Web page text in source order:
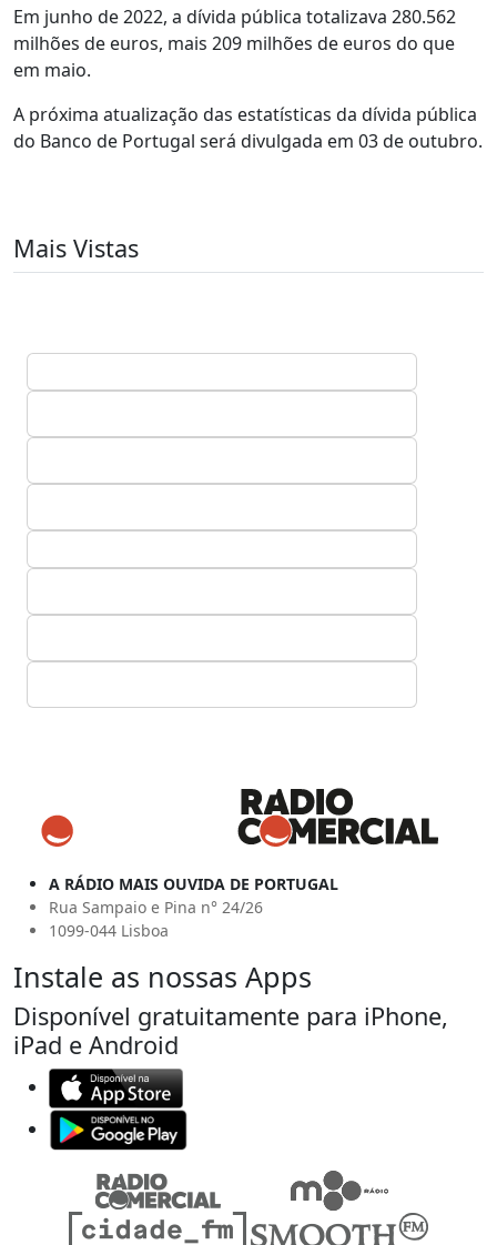
Em junho de 2022, a dívida pública totalizava 280.562
milhões de euros, mais 209 milhões de euros do que
em maio.
A próxima atualização das estatísticas da dívida pública
do Banco de Portugal será divulgada em 03 de outubro.
Mais Vistas
A RÁDIO MAIS OUVIDA DE PORTUGAL
Rua Sampaio e Pina n° 24/26
1099-044 Lisboa
Instale as nossas Apps
Disponível gratuitamente para iPhone,
iPad e Android